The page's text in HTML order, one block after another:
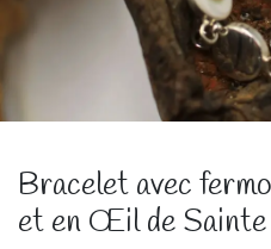
Bracelet avec
et en Œil de Sainte